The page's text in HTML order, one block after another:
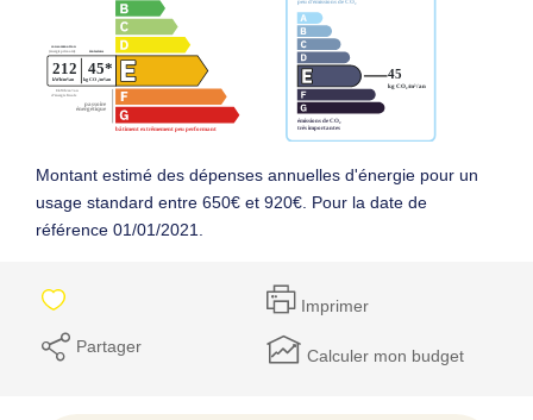
Montant estimé des dépenses annuelles d'énergie pour un
usage standard entre 650€ et 920€. Pour la date de
référence 01/01/2021.
Imprimer
Partager Calculer mon budget